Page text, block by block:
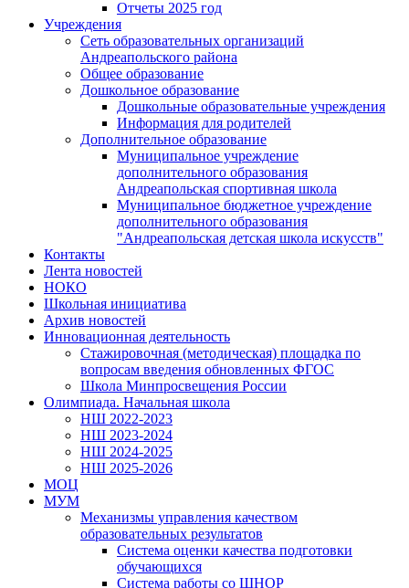
Отчеты 2025 год
Учреждения
Сеть образовательных организаций
Андреапольского района
Общее образование
Дошкольное образование
Дошкольные образовательные учреждения
Информация для родителей
Дополнительное образование
Муниципальное учреждение
дополнительного образования
Андреапольская спортивная школа
Муниципальное бюджетное учреждение
дополнительного образования
"Андреапольская детская школа искусств"
Контакты
Лента новостей
НОКО
Школьная инициатива
Архив новостей
Инновационная деятельность
Стажировочная (методическая) площадка по
вопросам введения обновленных ФГОС
Школа Минпросвещения России
Олимпиада. Начальная школа
НШ 2022-2023
НШ 2023-2024
НШ 2024-2025
НШ 2025-2026
МОЦ
МУМ
Механизмы управления качеством
образовательных результатов
Система оценки качества подготовки
обучающихся
Система работы со ШНОР